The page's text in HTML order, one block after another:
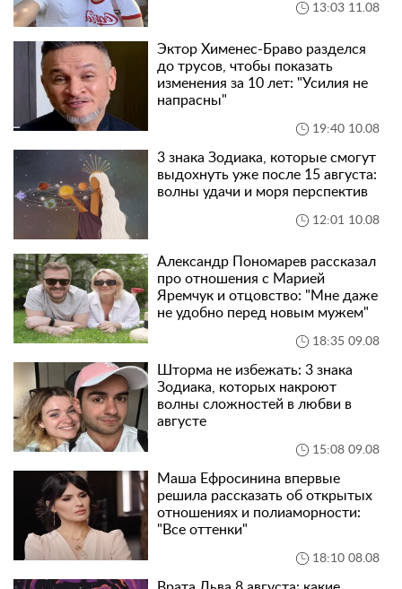
13:03 11.08
Эктор Хименес-Браво разделся
до трусов, чтобы показать
изменения за 10 лет: "Усилия не
напрасны"
19:40 10.08
3 знака Зодиака, которые смогут
выдохнуть уже после 15 августа:
волны удачи и моря перспектив
12:01 10.08
Александр Пономарев рассказал
про отношения с Марией
Яремчук и отцовство: "Мне даже
не удобно перед новым мужем"
18:35 09.08
Шторма не избежать: 3 знака
Зодиака, которых накроют
волны сложностей в любви в
августе
15:08 09.08
Маша Ефросинина впервые
решила рассказать об открытых
отношениях и полиаморности:
"Все оттенки"
18:10 08.08